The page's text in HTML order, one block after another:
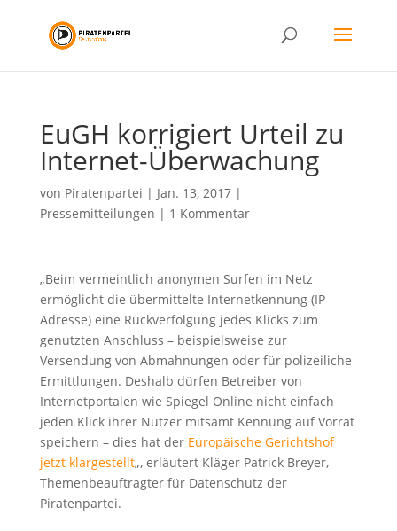
EuGH korrigiert Urteil zu
Internet-Überwachung
von Piratenpartei | Jan. 13, 2017|
Pressemitteilungen | 1 Kommentar
„Beim vermeintlich anonymen Surfen im Netz
ermöglicht die übermittelte Internetkennung (IP-
Adresse) eine Rückverfolgung jedes Klicks zum
genutzten Anschluss – beispielsweise zur
Versendung von Abmahnungen oder für polizeiliche
Ermittlungen. Deshalb dürfen Betreiber von
Internetportalen wie Spiegel Online nicht einfach
jeden Klick ihrer Nutzer mitsamt Kennung auf Vorrat
speichern – dies hat der Europäische Gerichtshof
jetzt klargestellt„, erläutert Kläger Patrick Breyer,
Themenbeauftragter für Datenschutz der
Piratenpartei.